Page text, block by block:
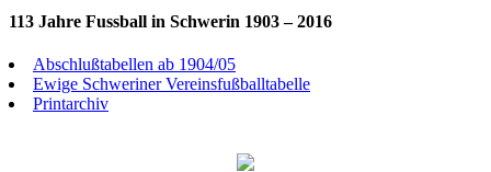
113 Jahre Fussball in Schwerin 1903 – 2016
Abschlußtabellen ab 1904/05
Ewige Schweriner Vereinsfußballtabelle
Printarchiv